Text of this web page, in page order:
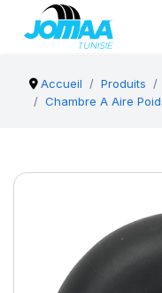
Accueil Produits
Chambre A Aire